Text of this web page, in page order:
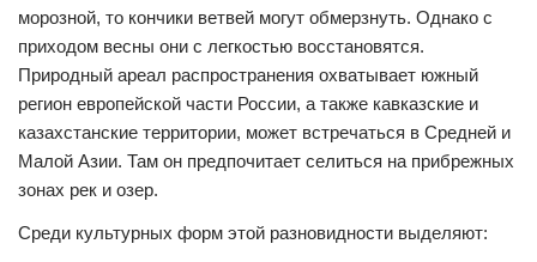
морозной, то кончики ветвей могут обмерзнуть. Однако с
приходом весны они с легкостью восстановятся.
Природный ареал распространения охватывает южный
регион европейской части России, а также кавказские и
казахстанские территории, может встречаться в Средней и
Малой Азии. Там он предпочитает селиться на прибрежных
зонах рек и озер.
Среди культурных форм этой разновидности выделяют: